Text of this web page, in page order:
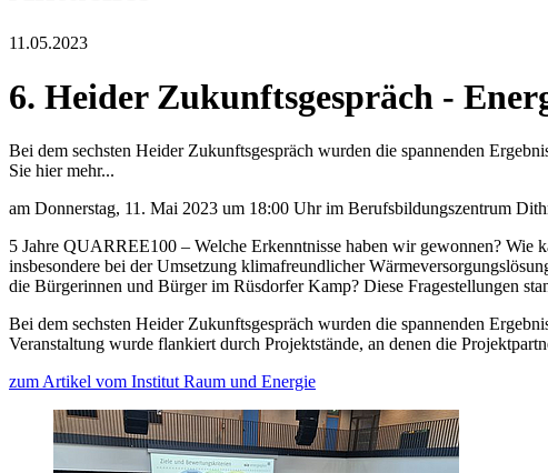
11.05.2023
6. Heider Zukunftsgespräch -
Bei dem sechsten Heider Zukunftsgespräch wurden die spannenden
Sie hier mehr...
am Donnerstag, 11. Mai 2023 um 18:00 Uhr im Berufsbildungszentrum
5 Jahre QUARREE100 ­– Welche Erkenntnisse haben wir gewonnen? Wie
insbesondere bei der Umsetzung klimafreundlicher
die Bürgerinnen und Bürger im Rüsdorfer Kamp? Diese Fragestellungen
Bei dem sechsten Heider Zukunftsgespräch wurden die spannenden
Veranstaltung wurde flankiert durch Projektstände, an denen die
zum Artikel vom Institut Raum und Energie